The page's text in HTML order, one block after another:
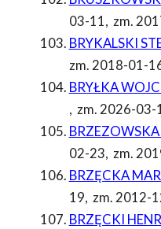
03-11, zm.
BRYKALSKI
zm. 2018-01-
BRYŁKA
, zm. 2026-03-
02-23, zm.
BRZĘCKA
19, zm. 2012-
BRZĘCKI